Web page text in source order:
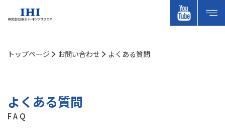
トップページ お問い合わせ よくある質問
よくある質問
FAQ